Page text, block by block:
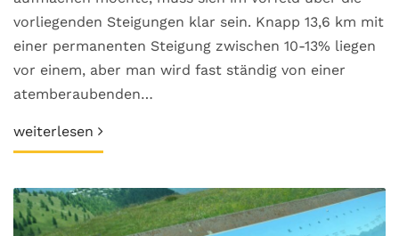
vorliegenden Steigungen klar sein. Knapp 13,6 km mit
einer permanenten Steigung zwischen 10-13% liegen
vor einem, aber man wird fast ständig von einer
atemberaubenden…
weiterlesen